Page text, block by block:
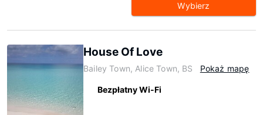
Wybierz
House Of Love
Bailey Town, Alice Town, BS Pokaż mapę
Bezpłatny Wi-Fi